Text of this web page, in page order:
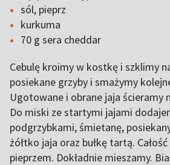
sól, pieprz
kurkuma
70 g sera cheddar
Cebulę kroimy w kostkę i szklimy
posiekane grzyby i smażymy
Ugotowane i obrane jaja ścieramy
Do miski ze startymi jajami
podgrzybkami, śmietanę,
żółtko jaja oraz bułkę tartą.
pieprzem. Dokładnie mieszamy.